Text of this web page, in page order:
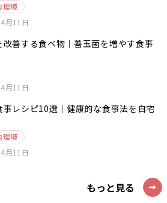
環境
月11日
改善する食べ物｜善玉菌を増やす食事
月11日
事レシピ10選｜健康的な食事法を自宅
環境
月11日
もっと見る